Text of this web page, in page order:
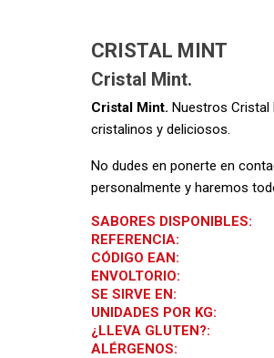
CRISTAL MINT
Cristal Mint.
Cristal Mint. Nuestros Cristal
cristalinos y deliciosos.
No dudes en ponerte en
personalmente y haremos
SABORES DISPONIBLES:
REFERENCIA:
CÓDIGO EAN:
ENVOLTORIO:
SE SIRVE EN:
UNIDADES POR KG:
¿LLEVA GLUTEN?:
ALÉRGENOS: